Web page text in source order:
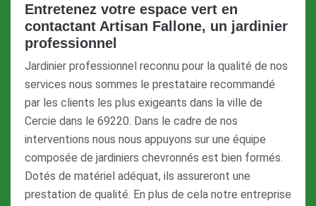
Entretenez votre espace vert en
contactant Artisan Fallone, un jardinier
professionnel
Jardinier professionnel reconnu pour la qualité de nos
services nous sommes le prestataire recommandé
par les clients les plus exigeants dans la ville de
Cercie dans le 69220. Dans le cadre de nos
interventions nous nous appuyons sur une équipe
composée de jardiniers chevronnés est bien formés.
Dotés de matériel adéquat, ils assureront une
prestation de qualité. En plus de cela notre entreprise